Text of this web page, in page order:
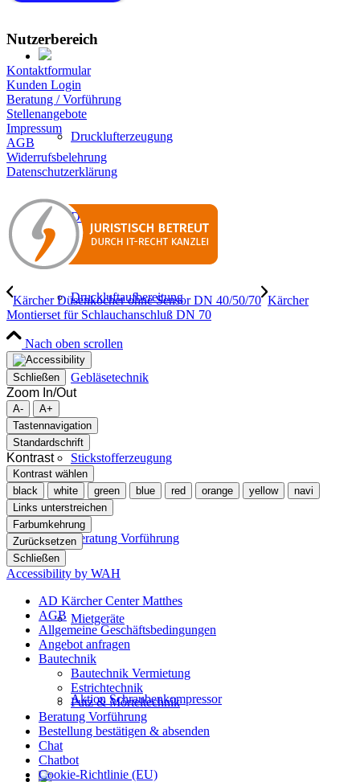
Drucklufterzeugung
Druckluftverteilung
Druckluftaufbereitung
Gebläsetechnik
Stickstofferzeugung
Beratung Vorführung
Mietgeräte
Aktion Schraubenkompressor
Nutzerbereich
Kontaktformular
Kunden Login
Beratung / Vorführung
Stellenangebote
Impressum
AGB
Widerrufsbelehrung
Datenschutzerklärung
Kärcher Düsenköcher ohne Sensor DN 40/50/70 Kärcher
Montierset für Schlauchanschluß DN 70
Nach oben scrollen
Schließen
Zoom In/Out
A-
A+
Tastennavigation
Standardschrift
Kontrast
Kontrast wählen
black
white green blue red orange yellow
navi
Links unterstreichen
Farbumkehrung
Zurücksetzen
Schließen
Accessibility by WAH
AD Kärcher Center Matthes
AGB
Allgemeine Geschäftsbedingungen
Angebot anfragen
Bautechnik
Bautechnik Vermietung
Estrichtechnik
Putz & Mörteltechnik
Beratung Vorführung
Bestellung bestätigen & absenden
Chat
Chatbot
Cookie-Richtlinie (EU)